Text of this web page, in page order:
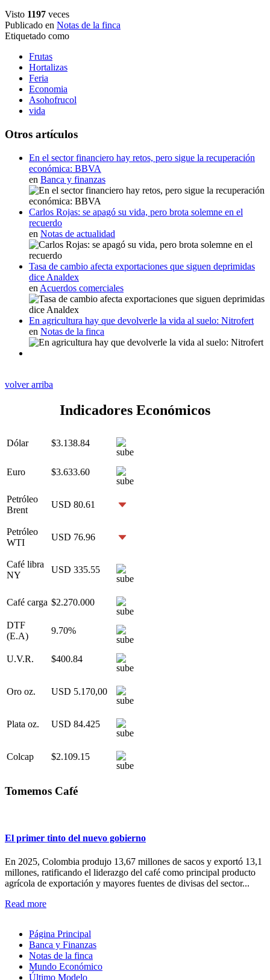
Visto 1197 veces
Publicado en Notas de la finca
Etiquetado como
Frutas
Hortalizas
Feria
Economia
Asohofrucol
vida
Otros artículos
En el sector financiero hay retos, pero sigue la recuperación
económica: BBVA
en Banca y finanzas
Carlos Rojas: se apagó su vida, pero brota solemne en el
recuerdo
en Notas de actualidad
Tasa de cambio afecta exportaciones que siguen deprimidas
dice Analdex
en Acuerdos comerciales
En agricultura hay que devolverle la vida al suelo: Nitrofert
en Notas de la finca
volver arriba
Indicadores Económicos
Dólar $3.138.84
Euro $3.633.60
Petróleo
Brent
USD 80.61
Petróleo
WTI
USD 76.96
Café libra
NY
USD 335.55
Café carga $2.270.000
DTF
(E.A)
9.70%
U.V.R. $400.84
Oro oz. USD 5.170,00
Plata oz. USD 84.425
Colcap $2.109.15
Tomemos Café
El primer tinto del nuevo gobierno
En 2025, Colombia produjo 13,67 millones de sacos y exportó 13,1
millones, ratificando el liderazgo del café como principal producto
agrícola de exportación y mayores fuentes de divisas del sector...
Read more
Página Principal
Banca y Finanzas
Notas de la finca
Mundo Económico
Último Modelo